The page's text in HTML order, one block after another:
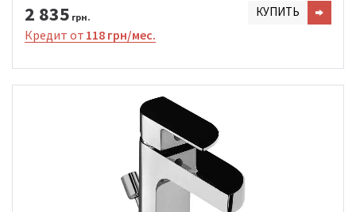
2 835 грн. КУПИТЬ
Кредит от 118 грн/мес.